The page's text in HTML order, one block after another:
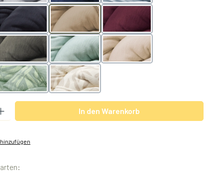
black nougat
olive mint powder
BotanicGreen BotanicVanilla
den gewünschten Wert ein oder benutze die Schaltflächen um die
In den Warenkorb